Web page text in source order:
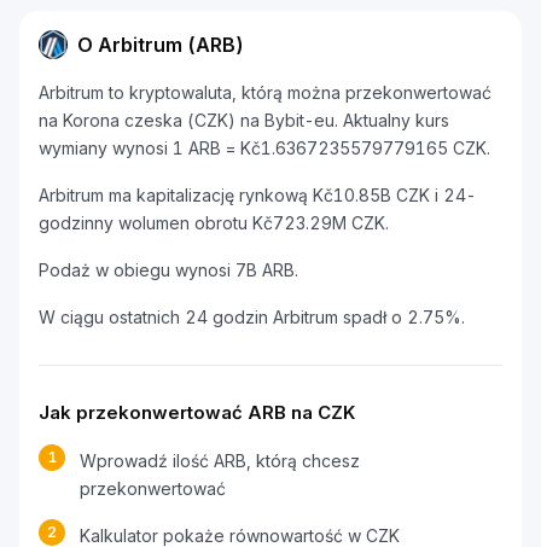
O Arbitrum (ARB)
Arbitrum to kryptowaluta, którą można przekonwertować
na Korona czeska (CZK) na Bybit-eu. Aktualny kurs
wymiany wynosi 1 ARB = Kč1.6367235579779165 CZK.
Arbitrum ma kapitalizację rynkową Kč10.85B CZK i 24-
godzinny wolumen obrotu Kč723.29M CZK.
Podaż w obiegu wynosi 7B ARB.
W ciągu ostatnich 24 godzin Arbitrum spadł o 2.75%.
Jak przekonwertować ARB na CZK
1
Wprowadź ilość ARB, którą chcesz
przekonwertować
2 Kalkulator pokaże równowartość w CZK